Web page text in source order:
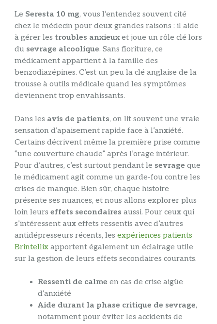
Le Seresta 10 mg, vous l’entendez souvent cité
chez le médecin pour deux grandes raisons : il aide
à gérer les troubles anxieux et joue un rôle clé lors
du sevrage alcoolique. Sans fioriture, ce
médicament appartient à la famille des
benzodiazépines. C’est un peu la clé anglaise de la
trousse à outils médicale quand les symptômes
deviennent trop envahissants.
Dans les avis de patients, on lit souvent une vraie
sensation d’apaisement rapide face à l’anxiété.
Certains décrivent même la première prise comme
“une couverture chaude” après l’orage intérieur.
Pour d’autres, c’est surtout pendant le sevrage que
le médicament agit comme un garde-fou contre les
crises de manque. Bien sûr, chaque histoire
présente ses nuances, et nous allons explorer plus
loin leurs effets secondaires aussi. Pour ceux qui
s’intéressent aux effets ressentis avec d’autres
antidépresseurs récents, les expériences patients
Brintellix apportent également un éclairage utile
sur la gestion de leurs effets secondaires courants.
Ressenti de calme en cas de crise aigüe
d’anxiété
Aide durant la phase critique de sevrage,
notamment pour éviter les accidents de